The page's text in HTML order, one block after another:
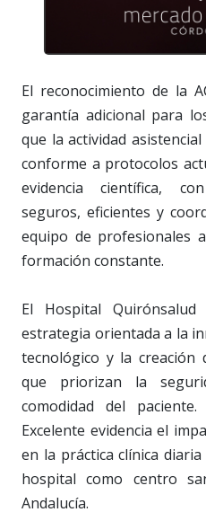
El reconocimiento de la
garantía adicional para
que la actividad
conforme a protocolos
evidencia científica,
seguros, eficientes y
equipo de profesionales
formación constante.
El Hospital
estrategia orientada a la
tecnológico y la creación
que priorizan la
comodidad del
Excelente evidencia el
en la práctica clínica
hospital como centro
Andalucía.